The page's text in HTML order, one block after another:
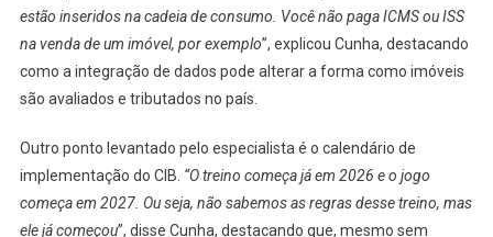
estão inseridos na cadeia de consumo. Você não paga ICMS ou ISS
na venda de um imóvel, por exemplo”, explicou Cunha, destacando
como a integração de dados pode alterar a forma como imóveis
são avaliados e tributados no país.
Outro ponto levantado pelo especialista é o calendário de
implementação do CIB. “O treino começa já em 2026 e o jogo
começa em 2027. Ou seja, não sabemos as regras desse treino, mas
ele já começou”, disse Cunha, destacando que, mesmo sem